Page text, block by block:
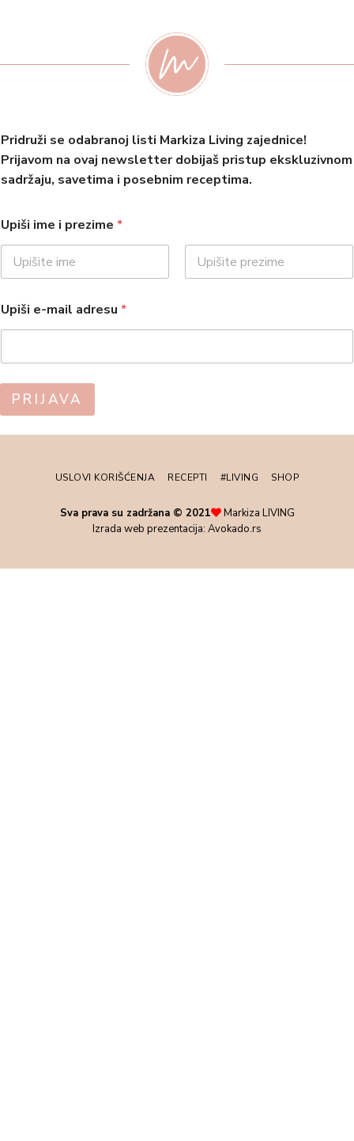
Pridruži se odabranoj listi Markiza Living zajednice!
Prijavom na ovaj newsletter dobijaš pristup ekskluzivnom
sadržaju, savetima i posebnim receptima.
Upiši ime i prezime *
Upiši e-mail adresu *
PRIJAVA
USLOVI KORIŠĆENJA RECEPTI #LIVING SHOP
Sva prava su zadržana © 2021
Markiza LIVING
Izrada web prezentacija: Avokado.rs